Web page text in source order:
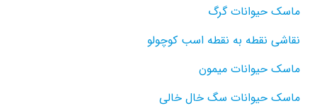
ماسک حیوانات گرگ
نقاشی نقطه به نقطه اسب کوچولو
ماسک حیوانات میمون
ماسک حیوانات سگ خال خالی